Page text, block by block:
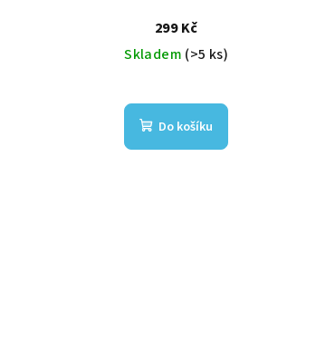
299 Kč
Skladem (>5 ks)
Do košíku